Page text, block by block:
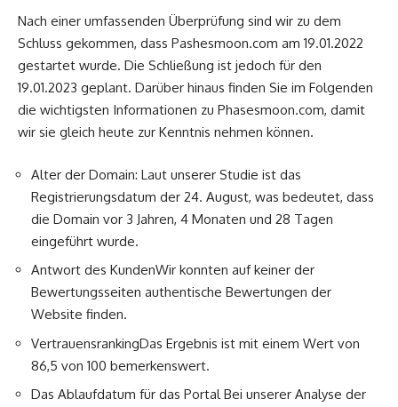
Nach einer umfassenden Überprüfung sind wir zu dem
Schluss gekommen, dass Pashesmoon.com am 19.01.2022
gestartet wurde. Die Schließung ist jedoch für den
19.01.2023 geplant. Darüber hinaus finden Sie im Folgenden
die wichtigsten Informationen zu Phasesmoon.com, damit
wir sie gleich heute zur Kenntnis nehmen können.
Alter der Domain: Laut unserer Studie ist das
Registrierungsdatum der 24. August, was bedeutet, dass
die Domain vor 3 Jahren, 4 Monaten und 28 Tagen
eingeführt wurde.
Antwort des KundenWir konnten auf keiner der
Bewertungsseiten authentische Bewertungen der
Website finden.
VertrauensrankingDas Ergebnis ist mit einem Wert von
86,5 von 100 bemerkenswert.
Das Ablaufdatum für das Portal Bei unserer Analyse der